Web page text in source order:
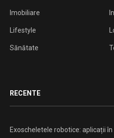
Imobiliare
Lifestyle
Sănătate
RECENTE
Exoscheletele robotice: aplicații